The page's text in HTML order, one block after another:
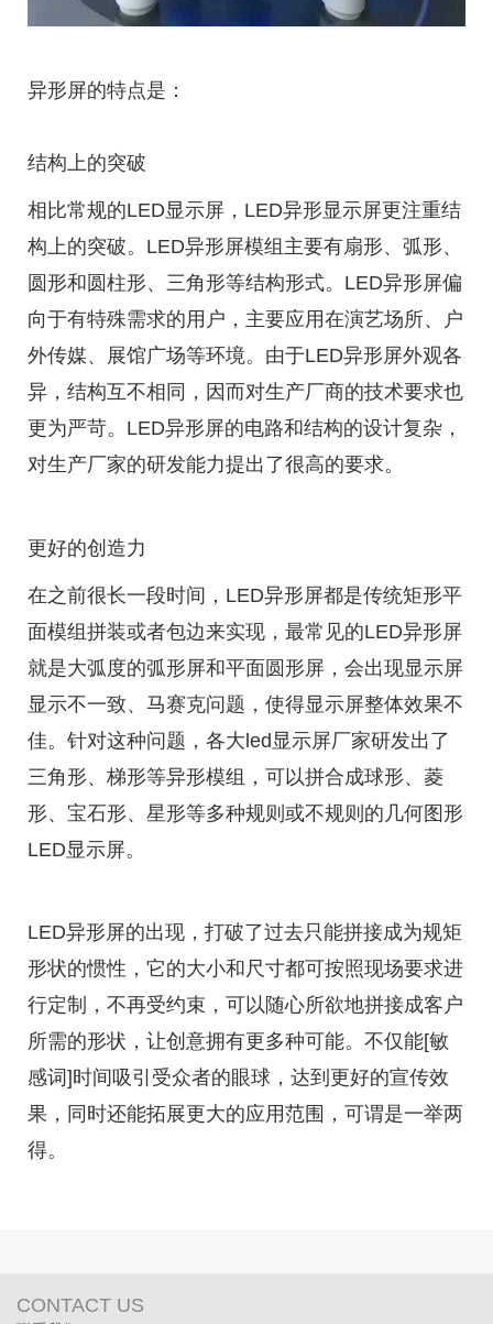
异形屏的特点是：
结构上的突破
相比常规的LED显示屏，LED异形显示屏更注重结
构上的突破。LED异形屏模组主要有扇形、弧形、
圆形和圆柱形、三角形等结构形式。LED异形屏偏
向于有特殊需求的用户，主要应用在演艺场所、户
外传媒、展馆广场等环境。由于LED异形屏外观各
异，结构互不相同，因而对生产厂商的技术要求也
更为严苛。LED异形屏的电路和结构的设计复杂，
对生产厂家的研发能力提出了很高的要求。
更好的创造力
在之前很长一段时间，LED异形屏都是传统矩形平
面模组拼装或者包边来实现，最常见的LED异形屏
就是大弧度的弧形屏和平面圆形屏，会出现显示屏
显示不一致、马赛克问题，使得显示屏整体效果不
佳。针对这种问题，各大led显示屏厂家研发出了
三角形、梯形等异形模组，可以拼合成球形、菱
形、宝石形、星形等多种规则或不规则的几何图形
LED显示屏。
LED异形屏的出现，打破了过去只能拼接成为规矩
形状的惯性，它的大小和尺寸都可按照现场要求进
行定制，不再受约束，可以随心所欲地拼接成客户
所需的形状，让创意拥有更多种可能。不仅能[敏
感词]时间吸引受众者的眼球，达到更好的宣传效
果，同时还能拓展更大的应用范围，可谓是一举两
得。
CONTACT US